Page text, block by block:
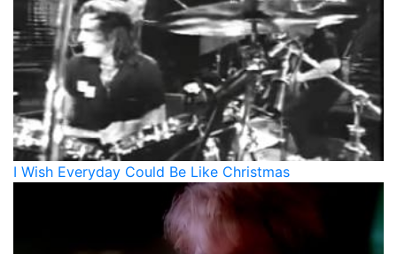
I Wish Everyday Could Be Like Christmas